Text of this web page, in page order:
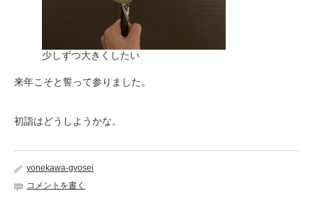
少しずつ大きくしたい
来年こそと誓って参りました。
初詣はどうしようかな。
yonekawa-gyosei
コメントを書く